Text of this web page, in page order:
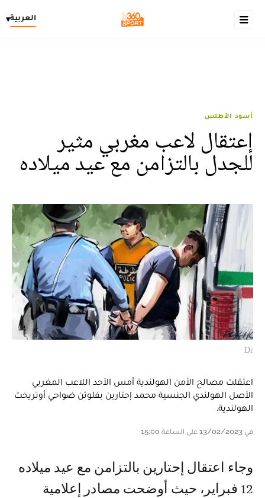
العربية▾
أسود الأطلس
إعتقال لاعب مغربي مثير
للجدل بالتزامن مع عيد ميلاده
Dr
اعتقلت مصالح الأمن الهولندية أمس الأحد اللاعب المغربي
الأصل الهولندي الجنسية محمد إحتارين بفلوتن ضواحي أوتريخت
الهولندية.
في 13/02/2023 على الساعة 15:00
وجاء اعتقال إحتارين بالتزامن مع عيد ميلاده
12 فبراير، حيث أوضحت مصادر إعلامية